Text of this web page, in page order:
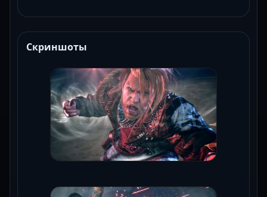
Скриншоты